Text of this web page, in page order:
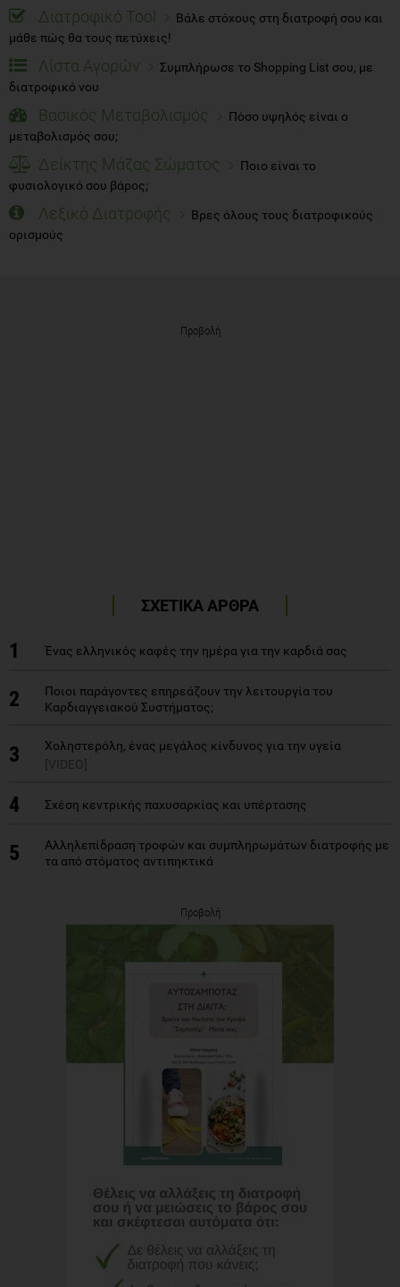
Διατροφικό Tool
Βάλε στόχους στη διατροφή σου και
μάθε πώς θα τους πετύχεις!
Λίστα Αγορών
Συμπλήρωσε το Shopping List σου, με
διατροφικό νου
Βασικός Μεταβολισμός
Πόσο υψηλός είναι ο
μεταβολισμός σου;
Δείκτης Μάζας Σώματος
Ποιο είναι το
φυσιολογικό σου βάρος;
Λεξικό Διατροφής
Βρες όλους τους διατροφικούς
ορισμούς
Προβολή
ΣΧΕΤΙΚΑ ΑΡΘΡΑ
1 Ένας ελληνικός καφές την ημέρα για την καρδιά σας
2
Ποιοι παράγοντες επηρεάζουν την λειτουργία του
Καρδιαγγειακού Συστήματος;
3
Χοληστερόλη, ένας μεγάλος κίνδυνος για την υγεία
[VIDEO]
4 Σχέση κεντρικής παχυσαρκίας και υπέρτασης
5
Αλληλεπίδραση τροφών και συμπληρωμάτων διατροφής με
τα από στόματος αντιπηκτικά
Προβολή